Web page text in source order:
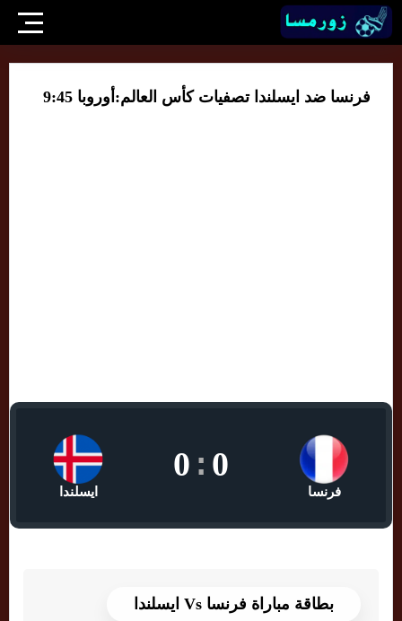
فرنسا ضد ايسلندا تصفيات كأس العالم:أوروبا 9:45
فرنسا
0
:
0
ايسلندا
بطاقة مباراة فرنسا Vs ايسلندا